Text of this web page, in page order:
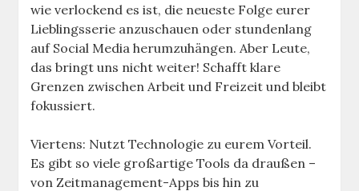
wie verlockend es ist, die neueste Folge eurer
Lieblingsserie anzuschauen oder stundenlang
auf Social Media herumzuhängen. Aber Leute,
das bringt uns nicht weiter! Schafft klare
Grenzen zwischen Arbeit und Freizeit und bleibt
fokussiert.
Viertens: Nutzt Technologie zu eurem Vorteil.
Es gibt so viele großartige Tools da draußen –
von Zeitmanagement-Apps bis hin zu